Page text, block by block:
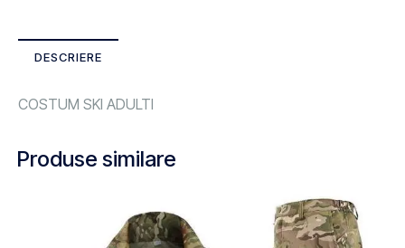
DESCRIERE
COSTUM SKI ADULTI
Produse similare